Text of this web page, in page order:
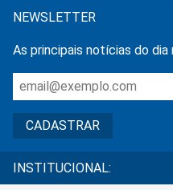
NEWSLETTER
As principais notícias do dia
INSTITUCIONAL: